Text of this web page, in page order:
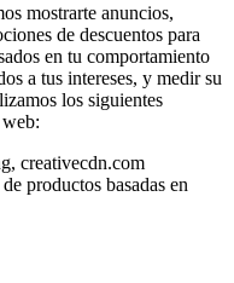
mostrarte anuncios,
de descuentos para
en tu comportamiento
a tus intereses, y medir su
los siguientes
creativecdn.com
productos basadas en